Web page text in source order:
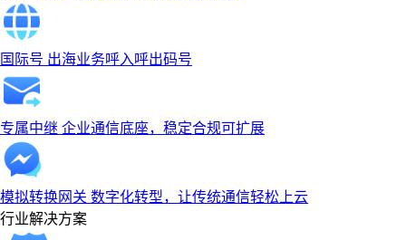
国际号 出海业务呼入呼出码号
专属中继 企业通信底座，稳定合规可扩展
模拟转换网关 数字化转型，让传统通信轻松上云
行业解决方案